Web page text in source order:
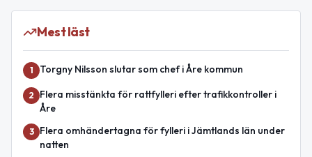
Mest läst
1 Torgny Nilsson slutar som chef i Åre kommun
2
Flera misstänkta för rattfylleri efter trafikkontroller i
Åre
3
Flera omhändertagna för fylleri i Jämtlands län under
natten